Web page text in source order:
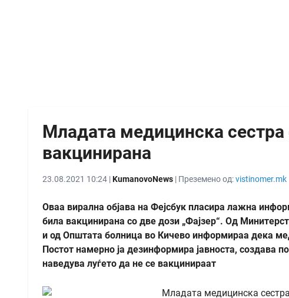
Младата медицинска
вакцинирана
23.08.2021 10:24 |KumanovoNews | Преземено од:vistinomer.mk
Оваа вирална објава на Фејсбук пласира лажна
била вакцинирана со две дози „Фајзер“. Од
и од Општата болница во Кичево информираа дека
Постот намерно ја дезинформира јавноста, создава
наведува луѓето да не се вакцинираат